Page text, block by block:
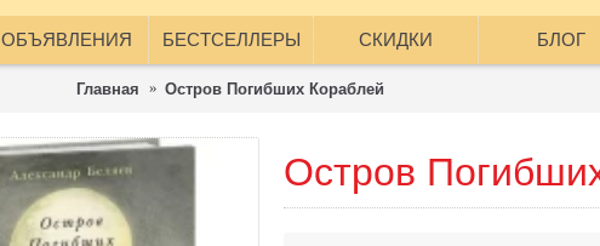
ОБЪЯВЛЕНИЯ БЕСТСЕЛЛЕРЫ СКИДКИ БЛОГ
Главная Остров Погибших Кораблей
Остров